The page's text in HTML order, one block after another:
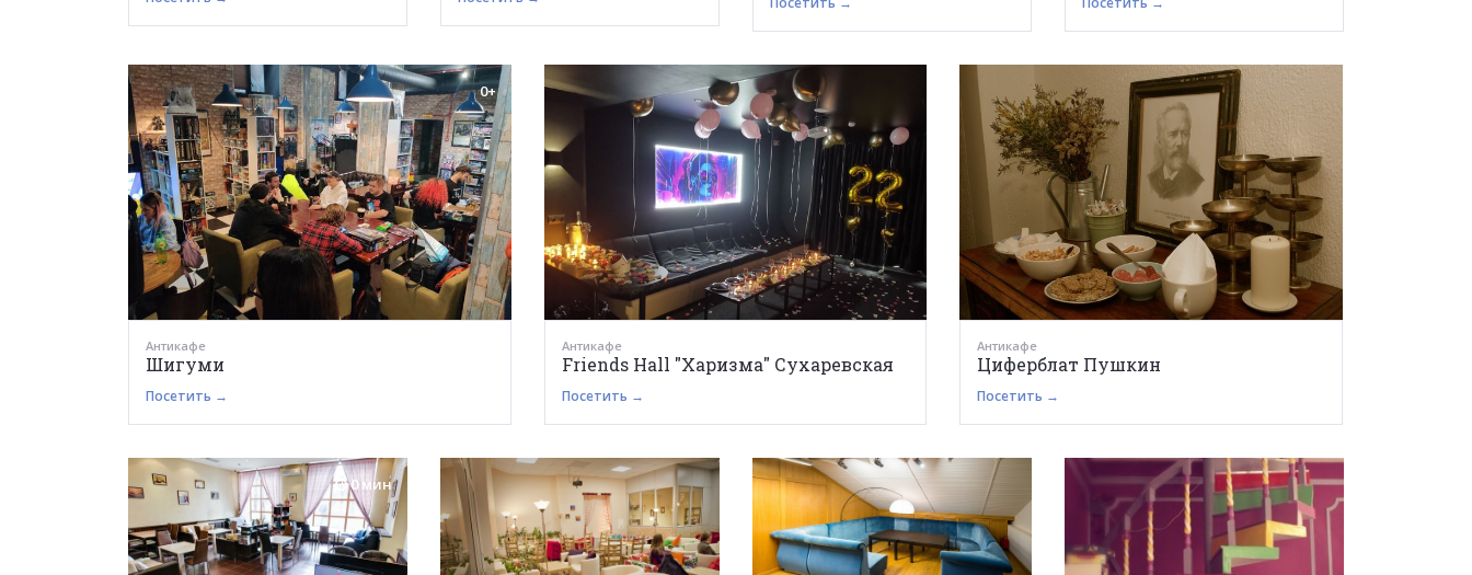
0+
Антикафе
Шигуми
Посетить →
Антикафе
Friends Hall "Харизма" Сухаревская
Посетить →
Антикафе
Циферблат Пушкин
Посетить →
0 мин